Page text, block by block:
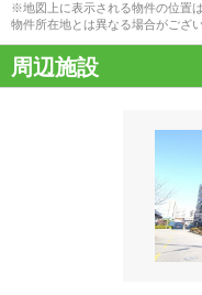
※地図上に表示される物件の位置
物件所在地とは異なる場合がござい
周辺施設